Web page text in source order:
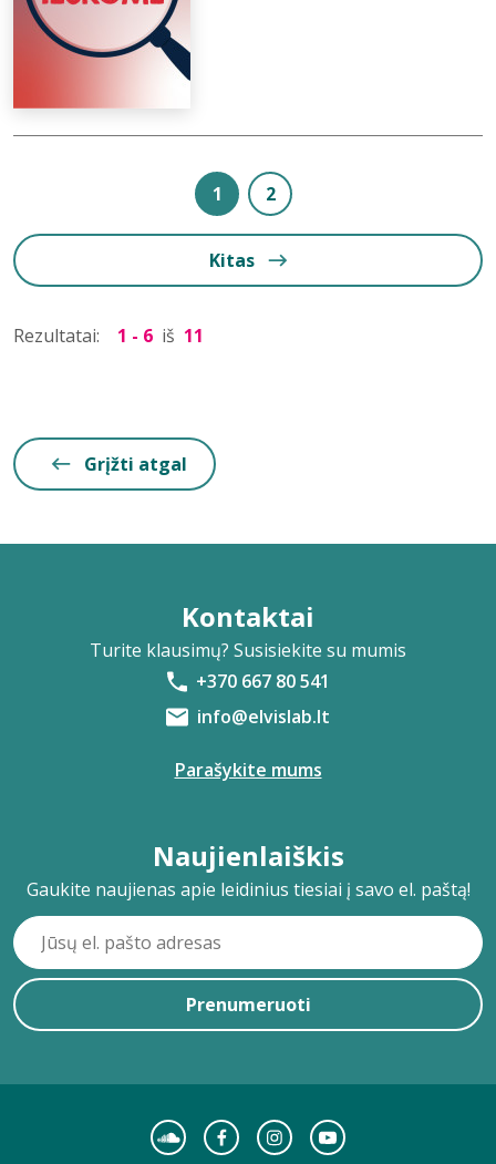
1 2
Kitas
Rezultatai: 1 - 6 iš 11
Grįžti atgal
Kontaktai
Turite klausimų? Susisiekite su mumis
+370 667 80 541
info@elvislab.lt
Parašykite mums
Naujienlaiškis
Gaukite naujienas apie leidinius tiesiai į savo el. paštą!
Prenumeruoti